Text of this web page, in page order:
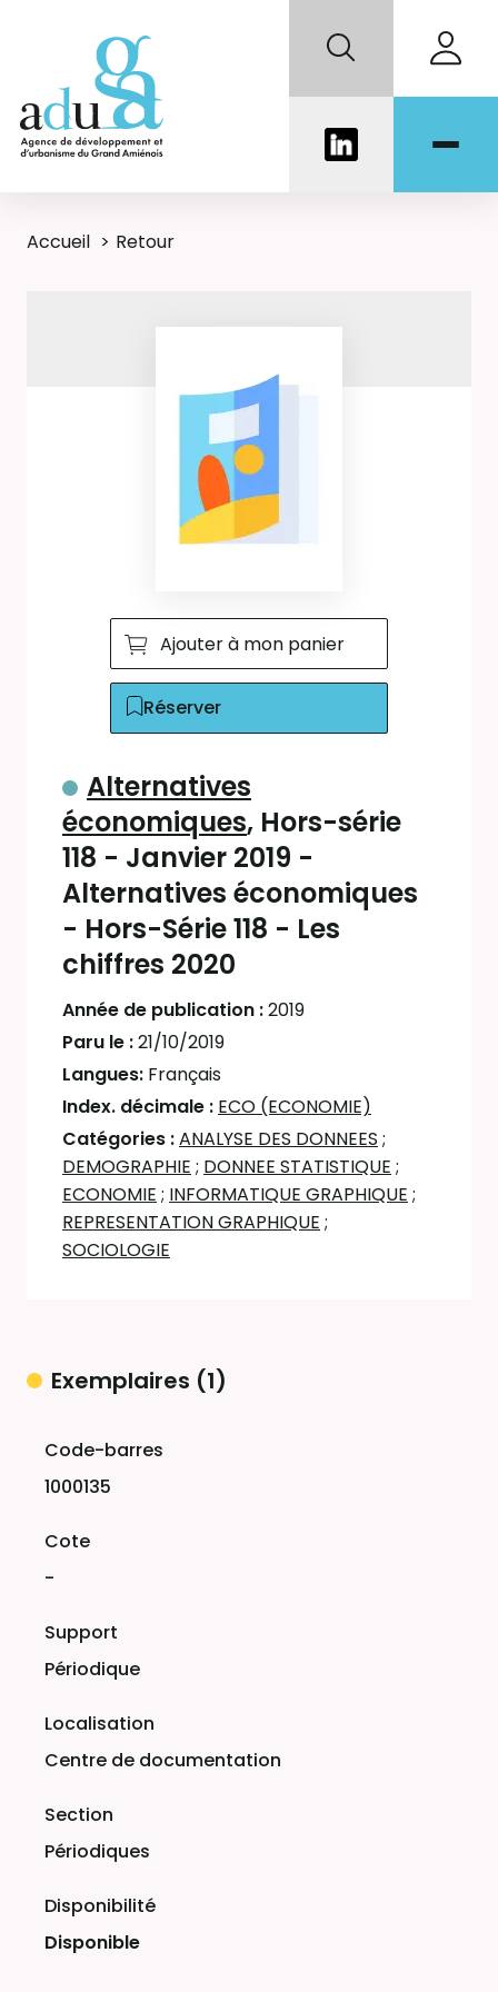
Accueil Retour
Ajouter à mon panier
Réserver
Alternatives
économiques, Hors-série
118 - Janvier 2019 -
Alternatives économiques
- Hors-Série 118 - Les
chiffres 2020
Année de publication :2019
Paru le :21/10/2019
Langues: Français
Index. décimale : ECO (ECONOMIE)
Catégories :ANALYSE DES DONNEES ;
DEMOGRAPHIE ; DONNEE STATISTIQUE ;
ECONOMIE ; INFORMATIQUE GRAPHIQUE ;
REPRESENTATION GRAPHIQUE ;
SOCIOLOGIE
Exemplaires (1)
1000135
-
Périodique
Centre de documentation
Périodiques
Disponible